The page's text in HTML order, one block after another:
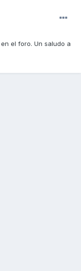
el foro. Un saludo a